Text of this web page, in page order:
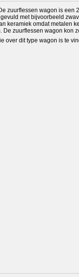
zuurflessen wagon is een
met bijvoorbeeld
keramiek omdat metalen
De zuurflessen wagon kon
over dit type wagon is te